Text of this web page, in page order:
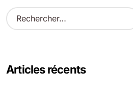
R
e
r
Articles récents